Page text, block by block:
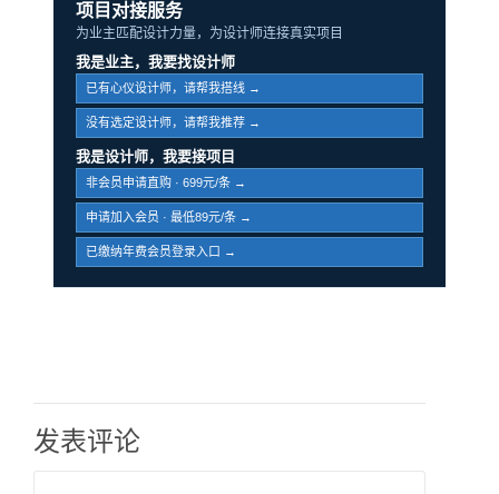
项目对接服务
为业主匹配设计力量，为设计师连接真实项目
我是业主，我要找设计师
已有心仪设计师，请帮我搭线 →
没有选定设计师，请帮我推荐 →
我是设计师，我要接项目
非会员申请直购 · 699元/条 →
申请加入会员 · 最低89元/条 →
已缴纳年费会员登录入口 →
发表评论